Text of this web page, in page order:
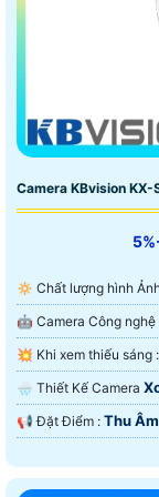
Camera KBvision KX-
🔅 Chất lượng hình
💥 Khi xem thiếu sáng :
🌧️ Thiết Kế Camera
️📢 Đặt Điểm : Thu